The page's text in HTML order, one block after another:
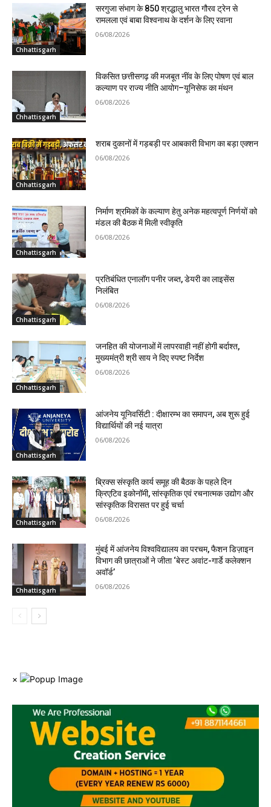
Chhattisgarh
सरगुजा संभाग के 850 श्रद्धालु भारत गौरव ट्रेन से
रामलला एवं बाबा विश्वनाथ के दर्शन के लिए रवाना
06/08/2026
Chhattisgarh
विकसित छत्तीसगढ़ की मजबूत नींव के लिए पोषण एवं बाल
कल्याण पर राज्य नीति आयोग–यूनिसेफ का मंथन
06/08/2026
Chhattisgarh
शराब दुकानों में गड़बड़ी पर आबकारी विभाग का बड़ा एक्शन
06/08/2026
Chhattisgarh
निर्माण श्रमिकों के कल्याण हेतु अनेक महत्वपूर्ण निर्णयों को
मंडल की बैठक में मिली स्वीकृति
06/08/2026
Chhattisgarh
प्रतिबंधित एनालॉग पनीर जब्त, डेयरी का लाइसेंस
निलंबित
06/08/2026
Chhattisgarh
जनहित की योजनाओं में लापरवाही नहीं होगी बर्दाश्त,
मुख्यमंत्री श्री साय ने दिए स्पष्ट निर्देश
06/08/2026
Chhattisgarh
आंजनेय यूनिवर्सिटी : दीक्षारम्भ का समापन, अब शुरू हुई
विद्यार्थियों की नई यात्रा
06/08/2026
Chhattisgarh
ब्रिक्स संस्कृति कार्य समूह की बैठक के पहले दिन
क्रिएटिव इकोनॉमी, सांस्कृतिक एवं रचनात्मक उद्योग और
सांस्कृतिक विरासत पर हुई चर्चा
06/08/2026
Chhattisgarh
मुंबई में आंजनेय विश्वविद्यालय का परचम, फैशन डिज़ाइन
विभाग की छात्राओं ने जीता ‘बेस्ट अवांट-गार्डे कलेक्शन
अवॉर्ड’
06/08/2026
×